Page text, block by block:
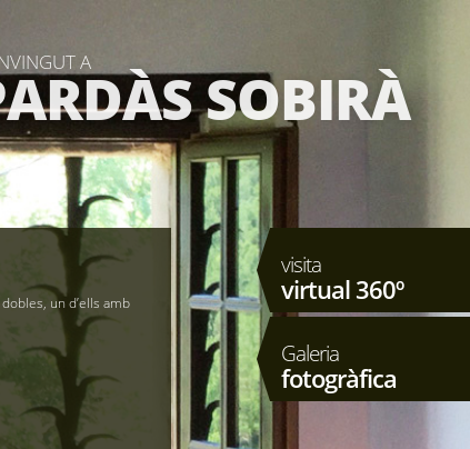
A SOBIRÀ
un d’ells amb
visita
virtual 360º
Galeria
fotogràfica